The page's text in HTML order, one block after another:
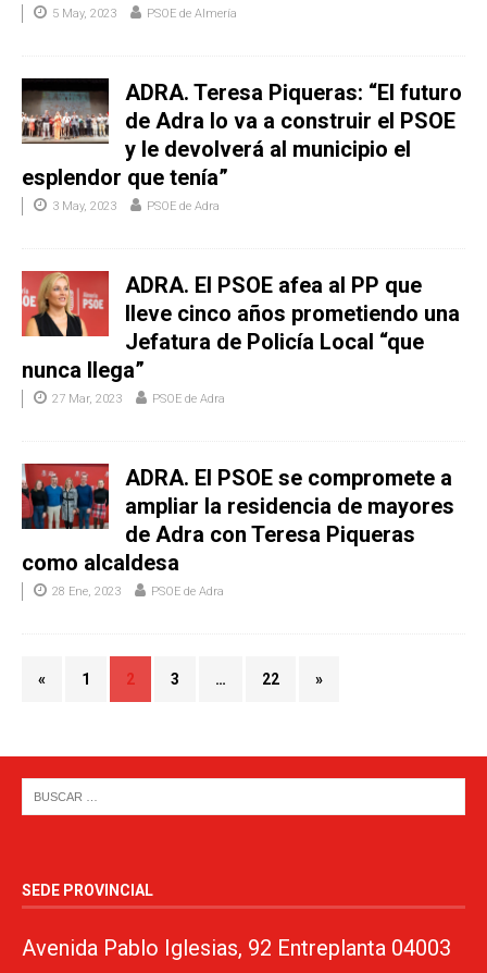
5 May, 2023 PSOE de Almería
ADRA. Teresa Piqueras: “El futuro
de Adra lo va a construir el PSOE
y le devolverá al municipio el
esplendor que tenía”
3 May, 2023 PSOE de Adra
ADRA. El PSOE afea al PP que
lleve cinco años prometiendo una
Jefatura de Policía Local “que
nunca llega”
27 Mar, 2023 PSOE de Adra
ADRA. El PSOE se compromete a
ampliar la residencia de mayores
de Adra con Teresa Piqueras
como alcaldesa
28 Ene, 2023 PSOE de Adra
« 1 2 3 … 22 »
SEDE PROVINCIAL
Avenida Pablo Iglesias, 92 Entreplanta 04003